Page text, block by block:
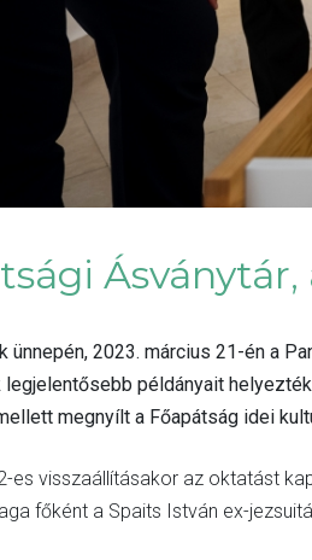
ünnepén, 2023. március 21-én a
legjelentősebb példányait
megnyílt a Főapátság idei
es visszaállításakor az oktatást
főként a Spaits István ex-